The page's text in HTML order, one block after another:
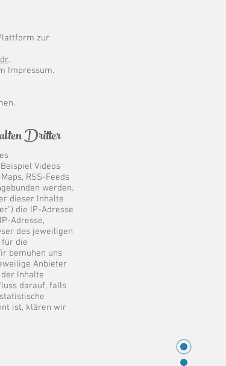
zur
.
Impressum.
Dritter
Videos
RSS-Feeds
werden.
dieser Inhalte
die IP-Adresse
Adresse,
des jeweiligen
für die
bemühen uns
Anbieter
Inhalte
darauf, falls
ist, klären wir